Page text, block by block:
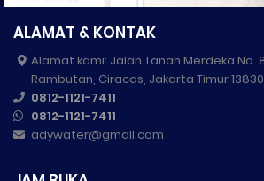
ALAMAT & KONTAK
Alamat kami: Jalan Tanah Merdeka No.
Rambutan, Ciracas, Jakarta Timur 13830
0812-1121-7411
0812-1121-7411
adywater@gmail.com